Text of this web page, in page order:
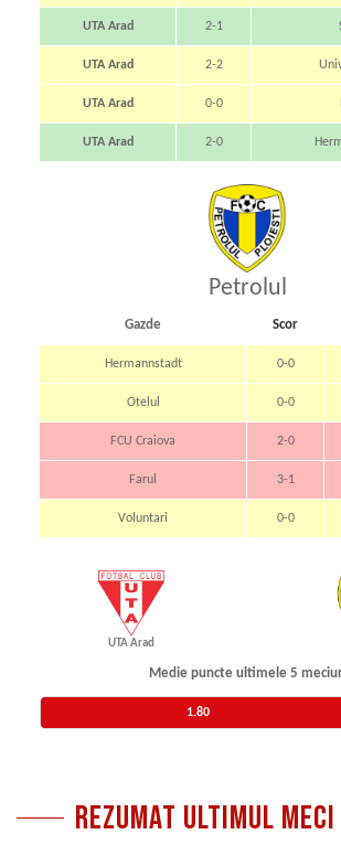
UTA Arad 2-1
UTA Arad 2-2
UTA Arad 0-0
UTA Arad 2-0
Petrolul
Gazde Scor
Hermannstadt 0-0
Otelul 0-0
FCU Craiova 2-0
Farul 3-1
Voluntari 0-0
UTA Arad
Medie puncte ultimele 5
1.80
REZUMAT ULTIMUL